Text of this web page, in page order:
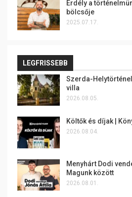
Erdély a
bölcsője
2025.07.17.
LEGFRISSEBB
Szerda-
villa
2026.08.05.
Költők és díjak |
2026.08.04.
Menyhárt Dodi
Magunk között
2026.08.01.